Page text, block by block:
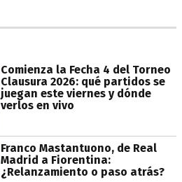
Comienza la Fecha 4 del Torneo
Clausura 2026: qué partidos se
juegan este viernes y dónde
verlos en vivo
Franco Mastantuono, de Real
Madrid a Fiorentina:
¿Relanzamiento o paso atrás?